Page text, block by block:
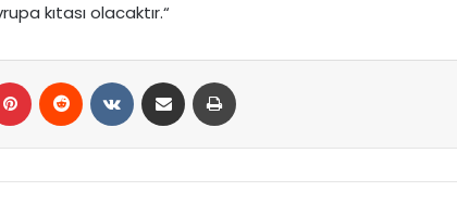
kıtası olacaktır.“
Pinterest Reddit VKontakteE-Posta ile paylaş